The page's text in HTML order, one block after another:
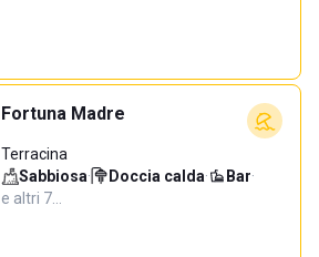
Fortuna Madre
Terracina
Sabbiosa· Doccia calda· Bar·
e altri 7…